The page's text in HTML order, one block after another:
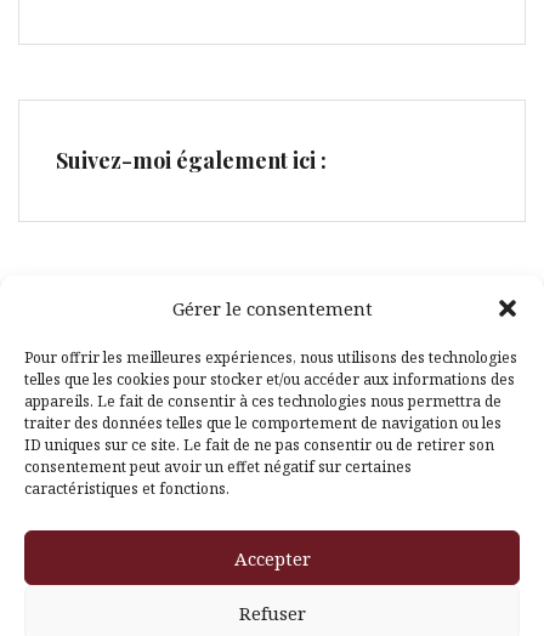
Gérer le consentement
Pour offrir les meilleures expériences, nous utilisons des technologies
telles que les cookies pour stocker et/ou accéder aux informations des
appareils. Le fait de consentir à ces technologies nous permettra de
traiter des données telles que le comportement de navigation ou les
ID uniques sur ce site. Le fait de ne pas consentir ou de retirer son
consentement peut avoir un effet négatif sur certaines
caractéristiques et fonctions.
Accepter
Refuser
Suivez-moi également ici :
Facebook
Pinterest
Themeisle